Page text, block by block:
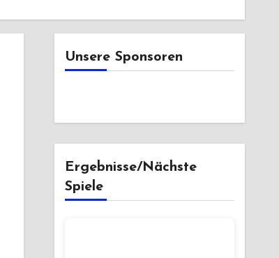
Unsere Sponsoren
Ergebnisse/Nächste
Spiele